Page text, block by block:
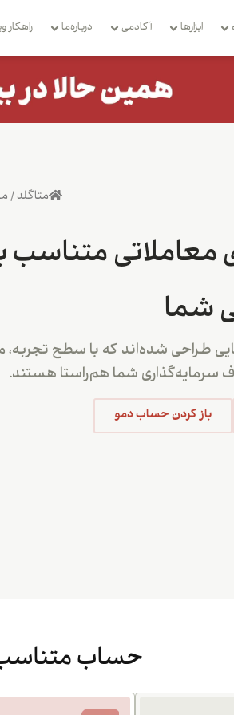
ابزارها آکادمی درباره‌ما راهکار
متاگلد /
متناسب
شما
طراحی شده‌اند که با سطح تجربه،
سرمایه‌گذاری شما هم‌راستا هستند.
باز کردن حساب دمو
حساب متناسب